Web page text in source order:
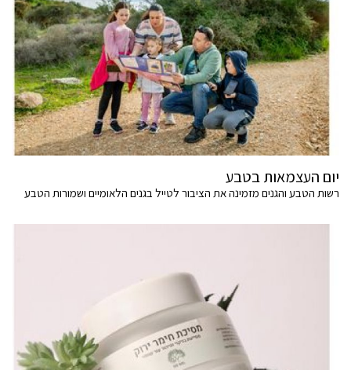
יום העצמאות בטבע
רשות הטבע והגנים מזמינה את הציבור לטייל בגנים הלאומיים ושמורות הטבע